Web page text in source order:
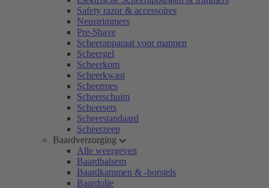
Safety razor & accessoires
Neustrimmers
Pre-Shave
Scheerapparaat voor mannen
Scheergel
Scheerkom
Scheerkwast
Scheermes
Scheerschuim
Scheersets
Scheerstandaard
Scheerzeep
Baardverzorging
Alle weergeven
Baardbalsem
Baardkammen & -borstels
Baardolie